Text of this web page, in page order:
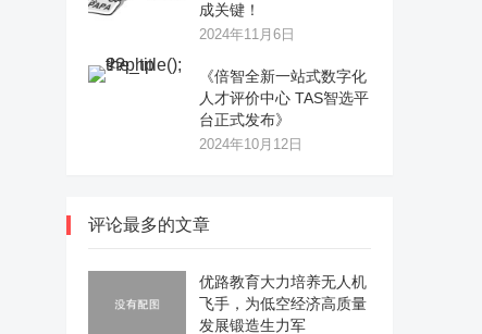
成关键！
2024年11月6日
《倍智全新一站式数字化
人才评价中心 TAS智选平
台正式发布》
2024年10月12日
评论最多的文章
优路教育大力培养无人机
飞手，为低空经济高质量
发展锻造生力军